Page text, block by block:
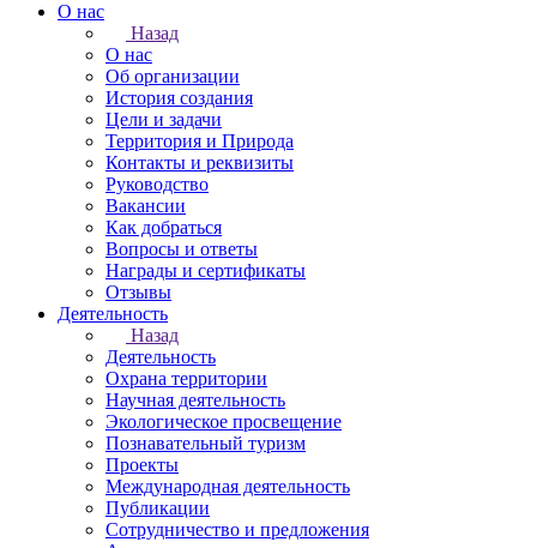
О нас
Назад
О нас
Об организации
История создания
Цели и задачи
Территория и Природа
Контакты и реквизиты
Руководство
Вакансии
Как добраться
Вопросы и ответы
Награды и сертификаты
Отзывы
Деятельность
Назад
Деятельность
Охрана территории
Научная деятельность
Экологическое просвещение
Познавательный туризм
Проекты
Международная деятельность
Публикации
Сотрудничество и предложения